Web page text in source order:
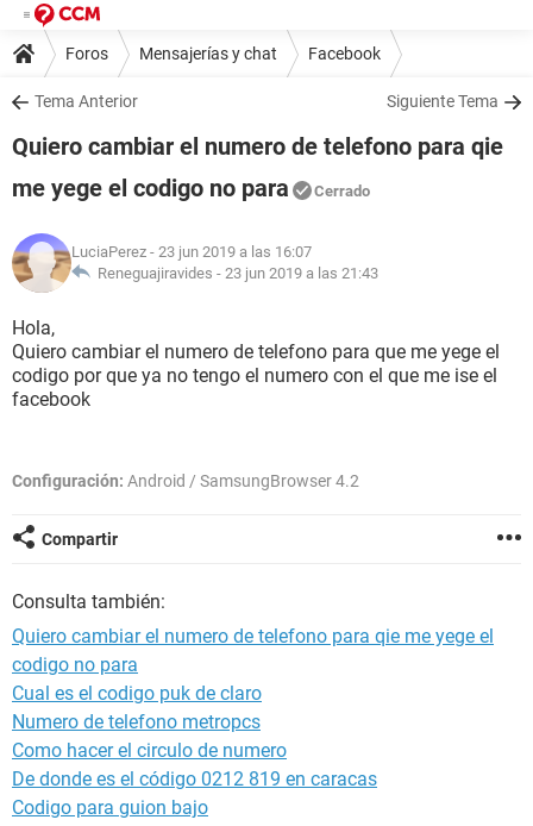
Foros Mensajerías y chat Facebook
Tema Anterior Siguiente Tema
Quiero cambiar el numero de telefono para qie
me yege el codigo no para
Cerrado
LuciaPerez - 23 jun 2019 a las 16:07
Reneguajiravides - 23 jun 2019 a las 21:43
Hola,
Quiero cambiar el numero de telefono para que me yege el
codigo por que ya no tengo el numero con el que me ise el
facebook
Configuración: Android / SamsungBrowser 4.2
Compartir
Consulta también:
Quiero cambiar el numero de telefono para qie me yege el
codigo no para
Cual es el codigo puk de claro
Numero de telefono metropcs
Como hacer el circulo de numero
De donde es el código 0212 819 en caracas
Codigo para guion bajo